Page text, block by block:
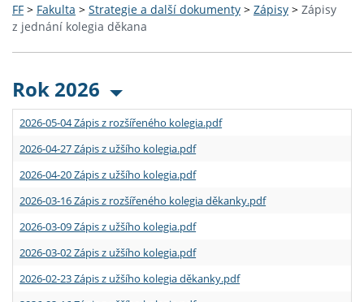
FF > Fakulta > Strategie a další dokumenty > Zápisy > Zápisy
z jednání kolegia děkana
Rok 2026
2026-05-04 Zápis z rozšířeného kolegia.pdf
2026-04-27 Zápis z užšího kolegia.pdf
2026-04-20 Zápis z užšího kolegia.pdf
2026-03-16 Zápis z rozšířeného kolegia děkanky.pdf
2026-03-09 Zápis z užšího kolegia.pdf
2026-03-02 Zápis z užšího kolegia.pdf
2026-02-23 Zápis z užšího kolegia děkanky.pdf